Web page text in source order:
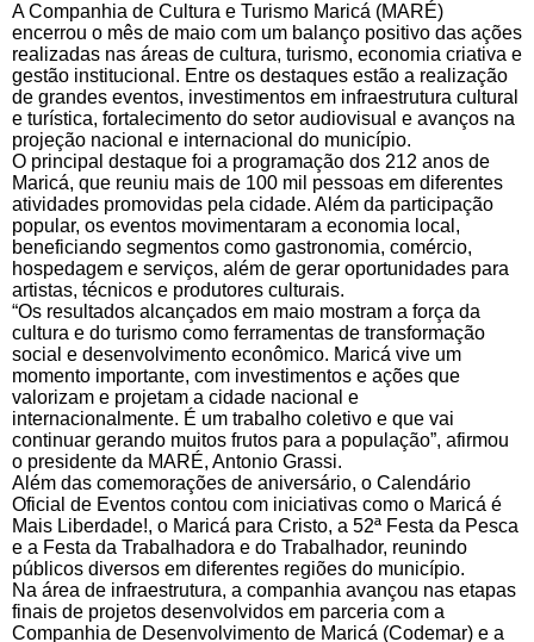
A Companhia de Cultura e Turismo Maricá (MARÉ)
encerrou o mês de maio com um balanço positivo das ações
realizadas nas áreas de cultura, turismo, economia criativa e
gestão institucional. Entre os destaques estão a realização
de grandes eventos, investimentos em infraestrutura cultural
e turística, fortalecimento do setor audiovisual e avanços na
projeção nacional e internacional do município.
O principal destaque foi a programação dos 212 anos de
Maricá, que reuniu mais de 100 mil pessoas em diferentes
atividades promovidas pela cidade. Além da participação
popular, os eventos movimentaram a economia local,
beneficiando segmentos como gastronomia, comércio,
hospedagem e serviços, além de gerar oportunidades para
artistas, técnicos e produtores culturais.
“Os resultados alcançados em maio mostram a força da
cultura e do turismo como ferramentas de transformação
social e desenvolvimento econômico. Maricá vive um
momento importante, com investimentos e ações que
valorizam e projetam a cidade nacional e
internacionalmente. É um trabalho coletivo e que vai
continuar gerando muitos frutos para a população”, afirmou
o presidente da MARÉ, Antonio Grassi.
Além das comemorações de aniversário, o Calendário
Oficial de Eventos contou com iniciativas como o Maricá é
Mais Liberdade!, o Maricá para Cristo, a 52ª Festa da Pesca
e a Festa da Trabalhadora e do Trabalhador, reunindo
públicos diversos em diferentes regiões do município.
Na área de infraestrutura, a companhia avançou nas etapas
finais de projetos desenvolvidos em parceria com a
Companhia de Desenvolvimento de Maricá (Codemar) e a